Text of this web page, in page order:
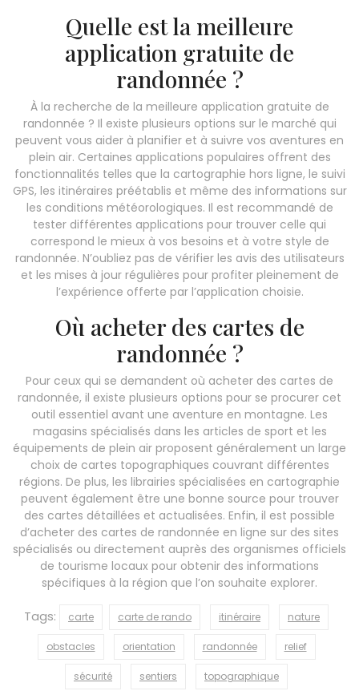
Quelle est la meilleure
application gratuite de
randonnée ?
À la recherche de la meilleure application gratuite de
randonnée ? Il existe plusieurs options sur le marché qui
peuvent vous aider à planifier et à suivre vos aventures en
plein air. Certaines applications populaires offrent des
fonctionnalités telles que la cartographie hors ligne, le suivi
GPS, les itinéraires préétablis et même des informations sur
les conditions météorologiques. Il est recommandé de
tester différentes applications pour trouver celle qui
correspond le mieux à vos besoins et à votre style de
randonnée. N’oubliez pas de vérifier les avis des utilisateurs
et les mises à jour régulières pour profiter pleinement de
l’expérience offerte par l’application choisie.
Où acheter des cartes de
randonnée ?
Pour ceux qui se demandent où acheter des cartes de
randonnée, il existe plusieurs options pour se procurer cet
outil essentiel avant une aventure en montagne. Les
magasins spécialisés dans les articles de sport et les
équipements de plein air proposent généralement un large
choix de cartes topographiques couvrant différentes
régions. De plus, les librairies spécialisées en cartographie
peuvent également être une bonne source pour trouver
des cartes détaillées et actualisées. Enfin, il est possible
d’acheter des cartes de randonnée en ligne sur des sites
spécialisés ou directement auprès des organismes officiels
de tourisme locaux pour obtenir des informations
spécifiques à la région que l’on souhaite explorer.
Tags: carte carte de rando itinéraire nature
obstacles orientation randonnée relief
sécurité sentiers topographique